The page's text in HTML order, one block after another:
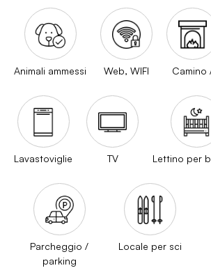
Animali ammessi Web, WIFI Camino
Lavastoviglie TV Lettino per
Parcheggio /
parking
Locale per sci